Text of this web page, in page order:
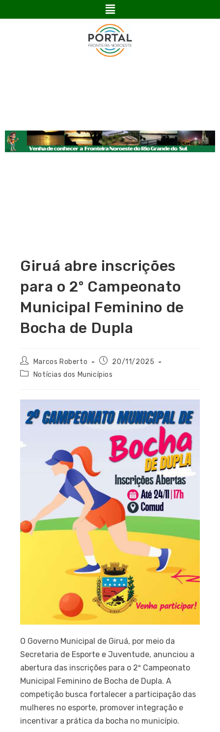
Giruá abre inscrições
para o 2º Campeonato
Municipal Feminino de
Bocha de Dupla
Marcos Roberto
20/11/2025
Notícias dos Municípios
O Governo Municipal de Giruá, por meio da
Secretaria de Esporte e Juventude, anunciou a
abertura das inscrições para o 2º Campeonato
Municipal Feminino de Bocha de Dupla. A
competição busca fortalecer a participação das
mulheres no esporte, promover integração e
incentivar a prática da bocha no município.